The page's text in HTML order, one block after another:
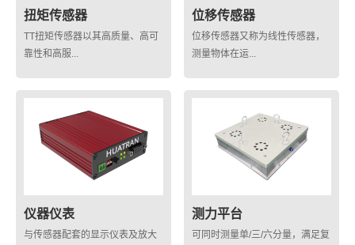
扭矩传感器
TT扭矩传感器以其高质量、高可
靠性和高服...
位移传感器
位移传感器又称为线性传感器，
测量物体在运...
仪器仪表
与传感器配套的显示仪表及放大
测力平台
可同时测量单/三/六分量，满足复